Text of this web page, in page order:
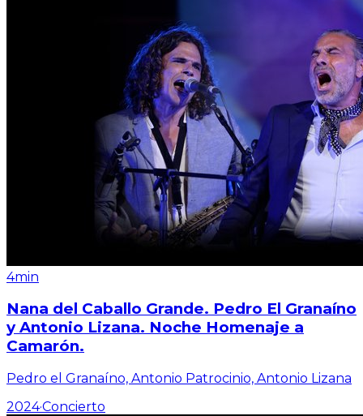
4min
Nana del Caballo Grande. Pedro El Granaíno
y Antonio Lizana. Noche Homenaje a
Camarón.
Pedro el Granaíno, Antonio Patrocinio, Antonio Lizana
2024·Concierto